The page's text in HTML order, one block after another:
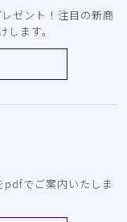
ゼント！注目の新商
ます。
pdfでご案内いたしま